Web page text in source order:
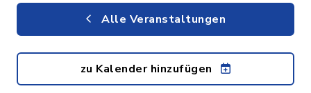
Alle Veranstaltungen
zu Kalender hinzufügen